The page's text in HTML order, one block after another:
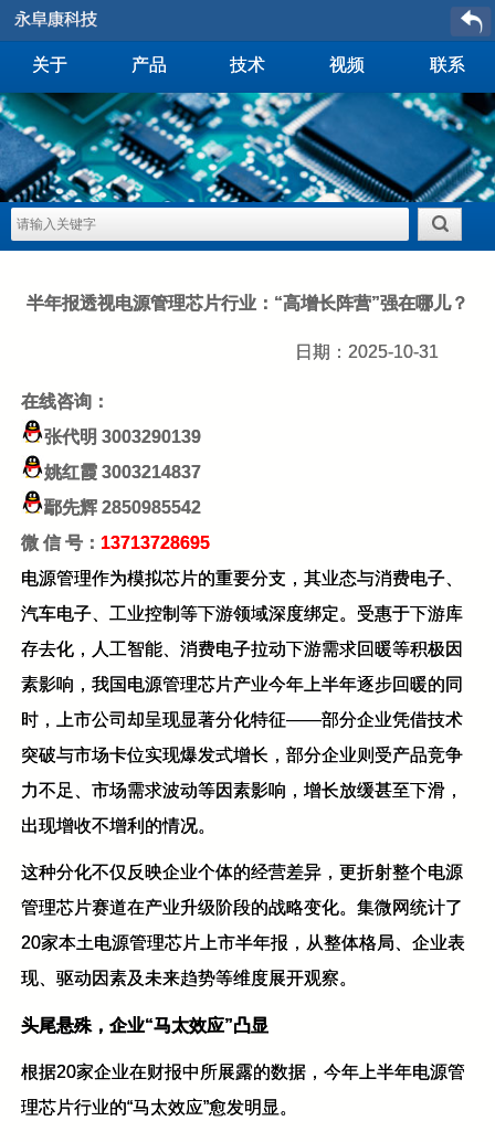
关于 产品 技术 视频 联系
半年报透视电源管理芯片行业：“高增长阵营”强在哪儿？
日期：2025-10-31
在线咨询：
张代明3003290139
姚红霞3003214837
鄢先辉2850985542
微 信 号： 13713728695
电源管理作为模拟芯片的重要分支，其业态与消费电子、
汽车电子、工业控制等下游领域深度绑定。受惠于下游库
存去化，人工智能、消费电子拉动下游需求回暖等积极因
素影响，我国电源管理芯片产业今年上半年逐步回暖的同
时，上市公司却呈现显著分化特征——部分企业凭借技术
突破与市场卡位实现爆发式增长，部分企业则受产品竞争
力不足、市场需求波动等因素影响，增长放缓甚至下滑，
出现增收不增利的情况。
这种分化不仅反映企业个体的经营差异，更折射整个电源
管理芯片赛道在产业升级阶段的战略变化。集微网统计了
20家本土电源管理芯片上市半年报，从整体格局、企业表
现、驱动因素及未来趋势等维度展开观察。
头尾悬殊，企业“马太效应”凸显
根据20家企业在财报中所展露的数据，今年上半年电源管
理芯片行业的“马太效应”愈发明显。